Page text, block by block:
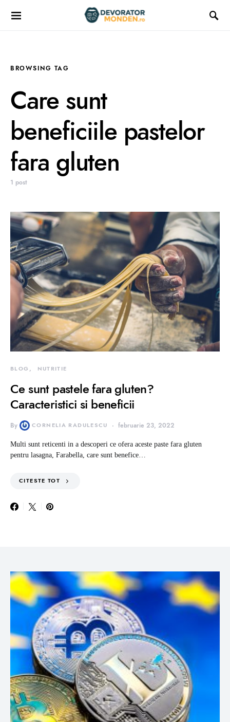
BROWSING TAG
Care sunt
beneficiile pastelor
fara gluten
1 post
BLOG NUTRITIE
Ce sunt pastele fara gluten?
Caracteristici si beneficii
By CORNELIA RADULESCU februarie 23, 2022
Multi sunt reticenti in a descoperi ce ofera aceste paste fara gluten
pentru lasagna, Farabella, care sunt benefice…
CITESTE TOT